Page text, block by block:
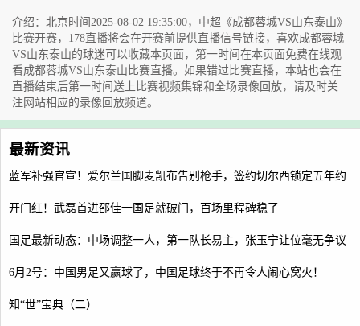
介绍：北京时间2025-08-02 19:35:00，中超《成都蓉城VS山东泰山》
比赛开赛，178直播将会在开赛前提供直播信号链接，喜欢成都蓉城
VS山东泰山的球迷可以收藏本页面，第一时间在本页面免费在线观
看成都蓉城VS山东泰山比赛直播。如果错过比赛直播，本站也会在
直播结束后第一时间送上比赛视频集锦和全场录像回放，请及时关
注网站相应的录像回放频道。
最新资讯
蓝军补强官宣！爱尔兰国脚麦凯布告别枪手，签约切尔西锁定五年约
开门红！武磊首进邵佳一国足就破门，百场里程碑稳了
国足最新动态：中场调整一人，第一队长易主，张玉宁让位毫无争议
6月2号：中国男足又赢球了，中国足球终于不再令人闹心窝火！
知“世”宝典（二）